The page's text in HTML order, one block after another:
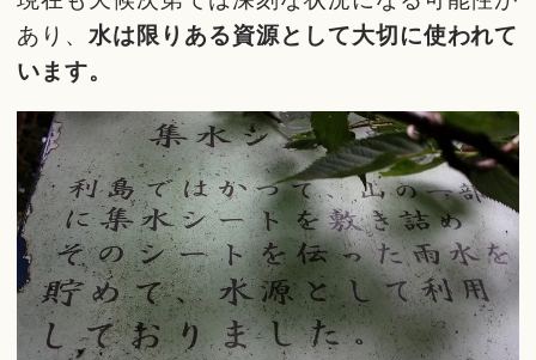
あり、水は限りある資源として大切に使われて
います。